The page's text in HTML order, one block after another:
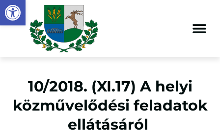
Eszköztár megnyitása
10/2018. (XI.17) A helyi
közművelődési feladatok
ellátásáról